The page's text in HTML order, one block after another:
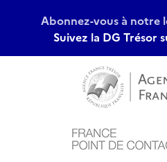
Abonnez-vous à
Suivez la DG Trésor